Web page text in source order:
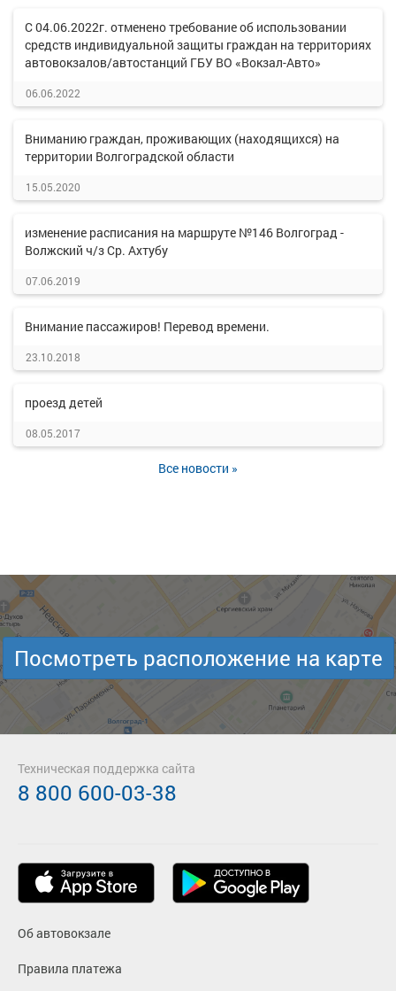
С 04.06.2022г. отменено требование об использовании
средств индивидуальной защиты граждан на территориях
автовокзалов/автостанций ГБУ ВО «Вокзал-Авто»
06.06.2022
Вниманию граждан, проживающих (находящихся) на
территории Волгоградской области
15.05.2020
изменение расписания на маршруте №146 Волгоград -
Волжский ч/з Ср. Ахтубу
07.06.2019
Внимание пассажиров! Перевод времени.
23.10.2018
проезд детей
08.05.2017
Все новости »
Посмотреть расположение на карте
Об автовокзале
Правила платежа
Техническая поддержка сайта
8 800 600-03-38